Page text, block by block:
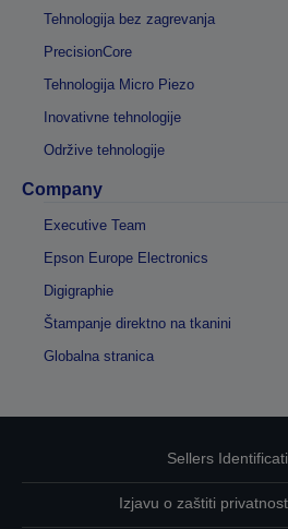
Tehnologija bez zagrevanja
PrecisionCore
Tehnologija Micro Piezo
Inovativne tehnologije
Održive tehnologije
Company
Executive Team
Epson Europe Electronics
Digigraphie
Štampanje direktno na tkanini
Globalna stranica
Sellers
Izjavu o zaštiti